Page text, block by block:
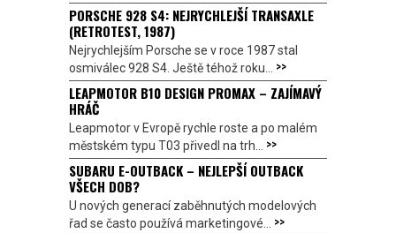
PORSCHE 928 S4: NEJRYCHLEJŠÍ TRANSAXLE
(RETROTEST, 1987)
Nejrychlejším Porsche se v roce 1987 stal
osmiválec 928 S4. Ještě téhož roku... >>
LEAPMOTOR B10 DESIGN PROMAX – ZAJÍMAVÝ
HRÁČ
Leapmotor v Evropě rychle roste a po malém
městském typu T03 přivedl na trh... >>
SUBARU E-OUTBACK – NEJLEPŠÍ OUTBACK
VŠECH DOB?
U nových generací zaběhnutých modelových
řad se často používá marketingové... >>